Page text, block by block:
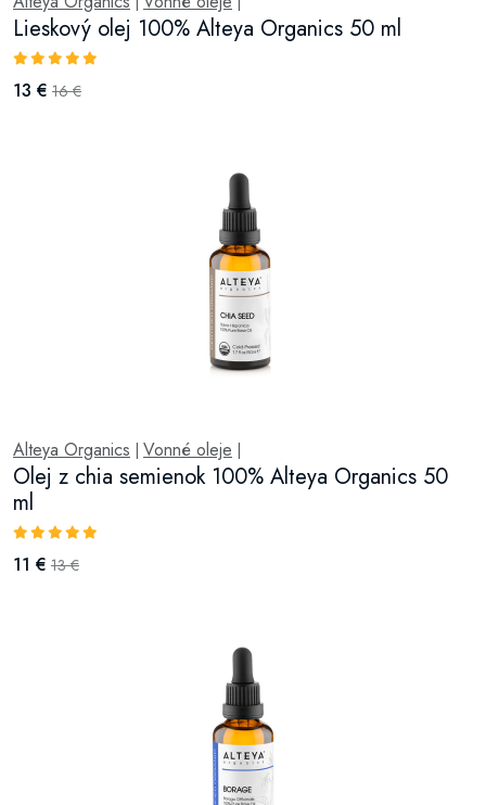
Lieskový olej 100% Alteya Organics 50 ml
13 € 16 €
Alteya Organics Vonné oleje
Olej z chia semienok 100% Alteya Organics 50
ml
11 € 13 €